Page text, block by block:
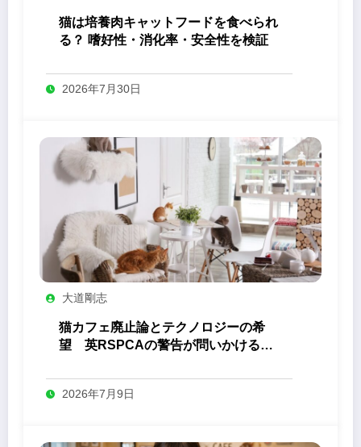
猫は培養肉キャットフードを食べられ
る？ 嗜好性・消化率・安全性を検証
2026年7月30日
大道剛志
猫カフェ廃止論とテクノロジーの希
望 英RSPCAの警告が問いかける
2026年7月9日